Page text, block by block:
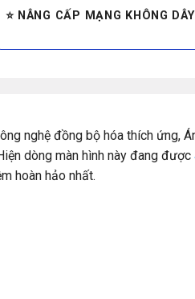
⭐ NÂNG CẤP MẠNG KHÔNG
nghệ đồng bộ hóa thích ứng,
dòng màn hình này đang được
hoàn hảo nhất.